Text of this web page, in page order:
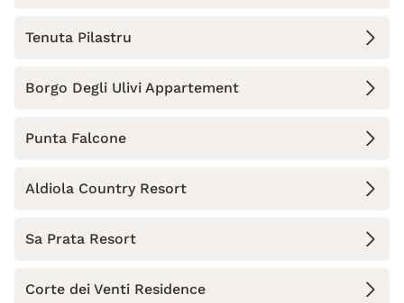
Tenuta Pilastru
Borgo Degli Ulivi Appartement
Punta Falcone
Aldiola Country Resort
Sa Prata Resort
Corte dei Venti Residence